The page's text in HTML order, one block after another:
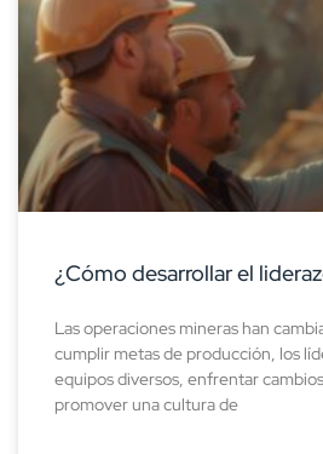
¿Cómo desarrollar el
Las operaciones mineras han
cumplir metas de producción, los
equipos diversos, enfrentar
promover una cultura de